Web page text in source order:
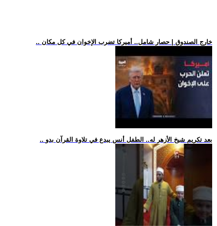
.. خارج الصندوق | حصار شامل.. أميركا تضرب الإخوان في كل مكان
.. بعد تكريم شيخ الأزهر له.. الطفل أنس يبدع في تلاوة القرآن بدو